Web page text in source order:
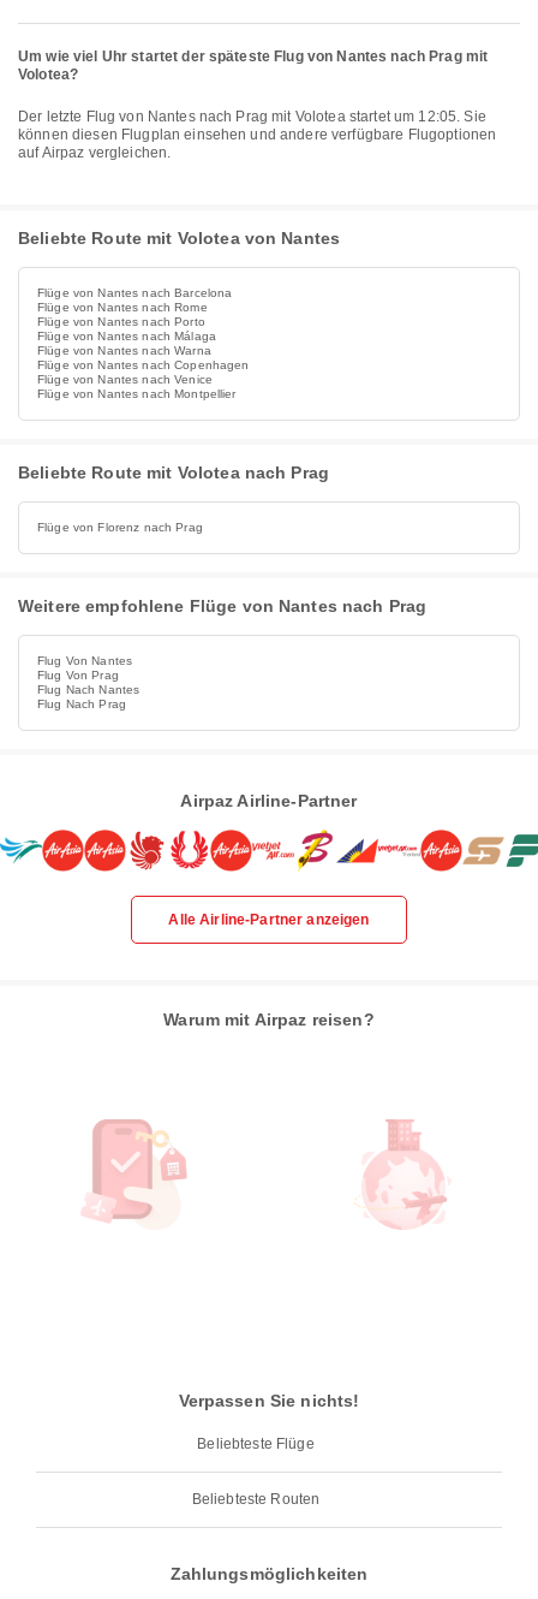
Um wie viel Uhr startet der späteste Flug von Nantes nach Prag mit
Volotea?
Der letzte Flug von Nantes nach Prag mit Volotea startet um 12:05. Sie
können diesen Flugplan einsehen und andere verfügbare Flugoptionen
auf Airpaz vergleichen.
Beliebte Route mit Volotea von Nantes
Flüge von Nantes nach Barcelona
Flüge von Nantes nach Rome
Flüge von Nantes nach Porto
Flüge von Nantes nach Málaga
Flüge von Nantes nach Warna
Flüge von Nantes nach Copenhagen
Flüge von Nantes nach Venice
Flüge von Nantes nach Montpellier
Beliebte Route mit Volotea nach Prag
Flüge von Florenz nach Prag
Weitere empfohlene Flüge von Nantes nach Prag
Flug Von Nantes
Flug Von Prag
Flug Nach Nantes
Flug Nach Prag
Airpaz Airline-Partner
Alle Airline-Partner anzeigen
Warum mit Airpaz reisen?
Verpassen Sie nichts!
Beliebteste Flüge
Beliebteste Routen
Zahlungsmöglichkeiten